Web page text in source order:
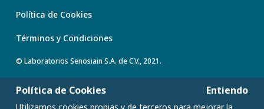
© Laboratorios Senosiain S.A. de C.V., 2021.
Política de Cookies
Términos y Condiciones
Política de Cookies Entiendo